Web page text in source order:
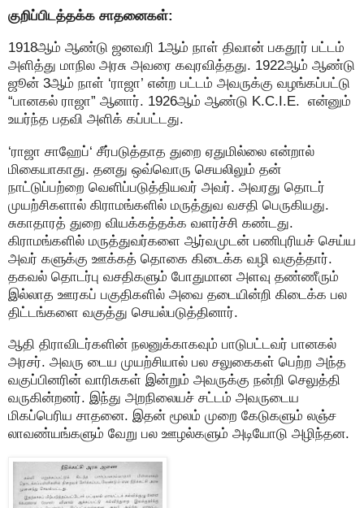
குறிப்பிடத்தக்க சாதனைகள்:
1918ஆம் ஆண்டு ஜனவரி 1ஆம் நாள் திவான் பகதூர் பட்டம்
அளித்து மாநில அரசு அவரை கவுரவித்தது. 1922ஆம் ஆண்டு
ஜூன் 3ஆம் நாள் ‘ராஜா’ என்ற பட்டம் அவருக்கு வழங்கப்பட்டு
“பானகல் ராஜா” ஆனார். 1926ஆம் ஆண்டு K.C.I.E. என்னும்
உயர்ந்த பதவி அளிக் கப்பட்டது.
‘ராஜா சாஹேப்‘ சீர்படுத்தாத துறை ஏதுமில்லை என்றால்
மிகையாகாது. தனது ஒவ்வொரு செயலிலும் தன்
நாட்டுப்பற்றை வெளிப்படுத்தியவர் அவர். அவரது தொடர்
முயற்சிகளால் கிராமங்களில் மருத்துவ வசதி பெருகியது.
சுகாதாரத் துறை வியக்கத்தக்க வளர்ச்சி கண்டது.
கிராமங்களில் மருத்துவர்களை ஆர்வமுடன் பணிபுரியச் செய்ய
அவர் களுக்கு ஊக்கத் தொகை கிடைக்க வழி வகுத்தார்.
தகவல் தொடர்பு வசதிகளும் போதுமான அளவு தண்ணீரும்
இல்லாத ஊரகப் பகுதிகளில் அவை தடையின்றி கிடைக்க பல
திட்டங்களை வகுத்து செயல்படுத்தினார்.
ஆதி திராவிடர்களின் நலனுக்காகவும் பாடுபட்டவர் பானகல்
அரசர். அவரு டைய முயற்சியால் பல சலுகைகள் பெற்ற அந்த
வகுப்பினரின் வாரிசுகள் இன்றும் அவருக்கு நன்றி செலுத்தி
வருகின்றனர். இந்து அறநிலையச் சட்டம் அவருடைய
மிகப்பெரிய சாதனை. இதன் மூலம் முறை கேடுகளும் லஞ்ச
லாவண்யங்களும் வேறு பல ஊழல்களும் அடியோடு அழிந்தன.